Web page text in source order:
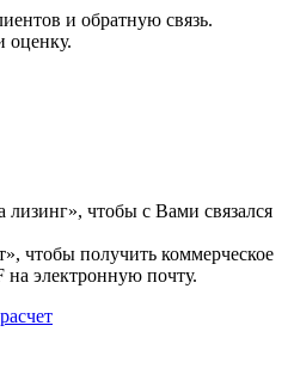
и обратную связь.
оценку.
чтобы с Вами связался
чтобы получить коммерческое
электронную почту.